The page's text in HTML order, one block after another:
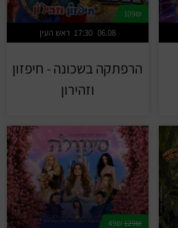
109₪
ראש העין 17:30 06.08
הרפתקה בשכונה - חיפזון
וזהירון
129₪
49₪